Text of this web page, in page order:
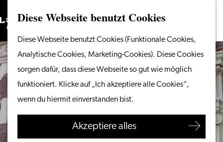
Diese Webseite benutzt Cookies
Diese Webseite benutzt Cookies (Funktionale Cookies,
Analytische Cookies, Marketing-Cookies). Diese Cookies
sorgen dafür, dass diese Webseite so gut wie möglich
funktioniert. Klicke auf „Ich akzeptiere alle Cookies“,
wenn du hiermit einverstanden bist.
Akzeptiere alles
Gehen
Sie
zur
Homepage
Menü
Suchen
Vom Wasser aus
Radeln & Wandern
Shoppen
Essen & Trinken
Ihren Besuch planen
Suchen